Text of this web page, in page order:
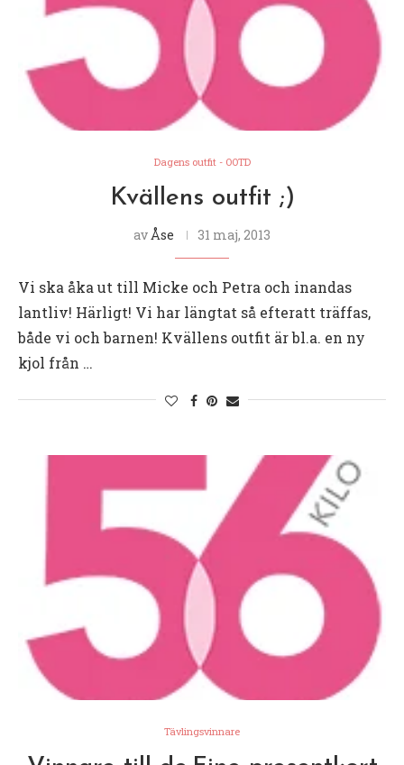
Dagens outfit - OOTD
Kvällens outfit ;)
av Åse 31 maj, 2013
Vi ska åka ut till Micke och Petra och inandas
lantliv! Härligt! Vi har längtat så efteratt träffas,
både vi och barnen! Kvällens outfit är bl.a. en ny
kjol från …
Tävlingsvinnare